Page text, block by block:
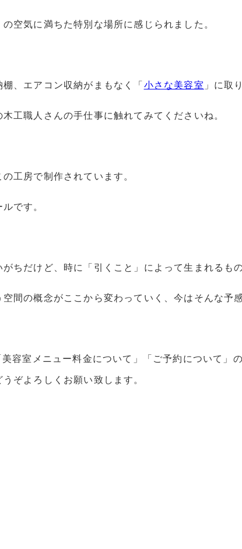
空気に満ちた特別な場所に感じられました。
、エアコン収納がまもなく「 小さな美容室 」に取
工職人さんの手仕事に触れてみてくださいね。
工房で制作されています。
です。
ちだけど、時に「引くこと」によって生まれるも
間の概念がここから変わっていく、今はそんな予
容室メニュー料金について」「ご予約について」
ぞよろしくお願い致します。